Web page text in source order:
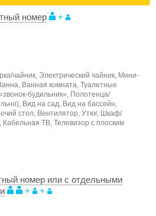
номер +
чайник, Электрический чайник, Мини-
Ванная комната, Туалетные
будильник», Полотенца/
Вид на сад, Вид на бассейн,
стол, Вентилятор, Утюг, Шкаф/
ТВ, Телевизор с плоским
номер или с отдельными
+ +